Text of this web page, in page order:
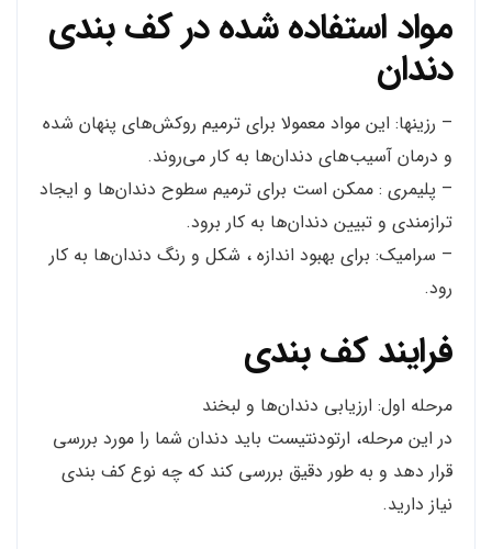
مواد استفاده شده در کف بندی
دندان
– رزینها: این مواد معمولا برای ترمیم روکش‌های پنهان شده
و درمان آسیب‌های دندان‌ها به کار می‌روند.
– پلیمری : ممکن است برای ترمیم سطوح دندان‌ها و ایجاد
ترازمندی و تبیین دندان‌ها به کار برود.
– سرامیک: برای بهبود اندازه ، شکل و رنگ دندان‌ها به کار
رود.
فرایند کف بندی
مرحله اول: ارزیابی دندان‌ها و لبخند
در این مرحله، ارتودنتیست باید دندان شما را مورد بررسی
قرار دهد و به طور دقیق بررسی کند که چه نوع کف بندی
نیاز دارید.